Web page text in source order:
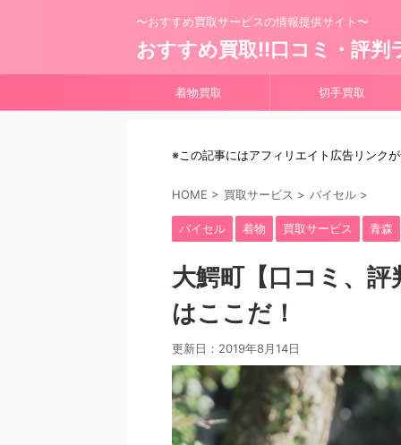
〜おすすめ買取サービスの情報提供サイト〜
おすすめ買取!!口コミ・評判
着物買取 切手買取
※この記事にはアフィリエイト広告リンク
HOME > 買取サービス > バイセル >
バイセル 着物 買取サービス 青森
大鰐町【口コミ、
はここだ！
更新日： 2019年8月14日